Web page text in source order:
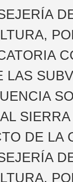
LAS
DE LA